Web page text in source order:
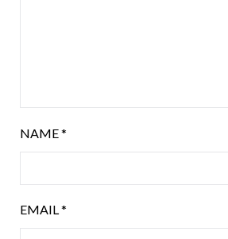
NAME*
EMAIL*